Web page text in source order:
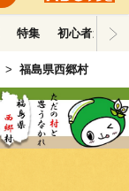
特集 初心者ガイド
福島県西郷村